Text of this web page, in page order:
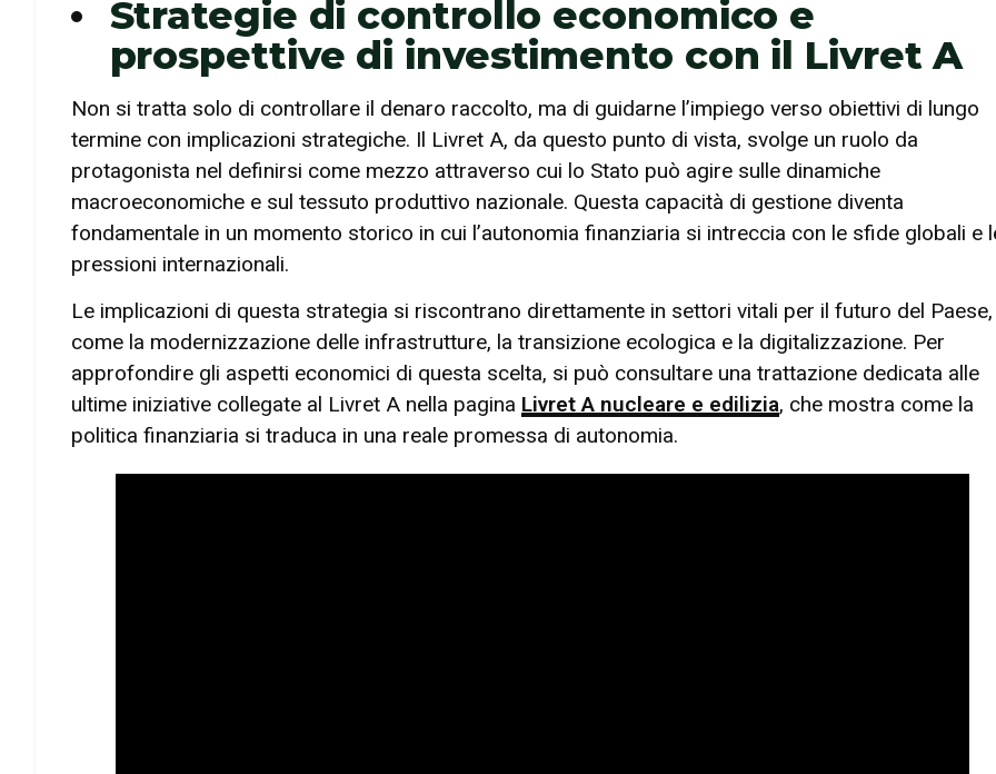
Strategie di controllo economico e
prospettive di investimento con il Livret A
Non si tratta solo di controllare il denaro raccolto, ma di guidarne l’impiego verso obiettivi di lungo
termine con implicazioni strategiche. Il Livret A, da questo punto di vista, svolge un ruolo da
protagonista nel definirsi come mezzo attraverso cui lo Stato può agire sulle dinamiche
macroeconomiche e sul tessuto produttivo nazionale. Questa capacità di gestione diventa
fondamentale in un momento storico in cui l’autonomia finanziaria si intreccia con le sfide globali e
pressioni internazionali.
Le implicazioni di questa strategia si riscontrano direttamente in settori vitali per il futuro del Paese,
come la modernizzazione delle infrastrutture, la transizione ecologica e la digitalizzazione. Per
approfondire gli aspetti economici di questa scelta, si può consultare una trattazione dedicata alle
ultime iniziative collegate al Livret A nella pagina Livret A nucleare e edilizia, che mostra come la
politica finanziaria si traduca in una reale promessa di autonomia.